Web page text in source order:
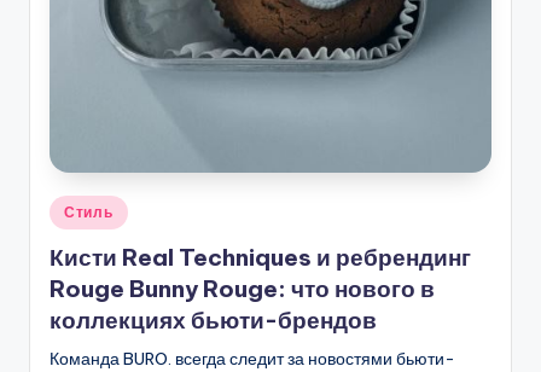
Опубликовано
Стиль
Кисти Real Techniques и ребрендинг
Rouge Bunny Rouge: что нового в
коллекциях бьюти-брендов
Команда BURO. всегда следит за новостями бьюти-